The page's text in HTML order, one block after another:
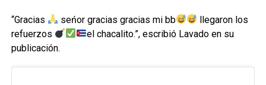
“Gracias seńor gracias gracias mi bb
llegaron los
refuerzos
el chacalito.”, escribió Lavado en su
publicación.